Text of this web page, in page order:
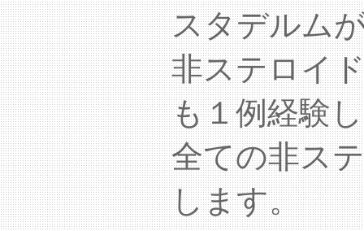
スタデルム
非ステロイ
も１例経験
全ての非ス
します。